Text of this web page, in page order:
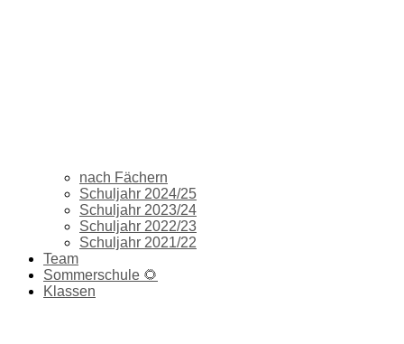
nach Fächern
Schuljahr 2024/25
Schuljahr 2023/24
Schuljahr 2022/23
Schuljahr 2021/22
Team
Sommerschule 🌻
Klassen